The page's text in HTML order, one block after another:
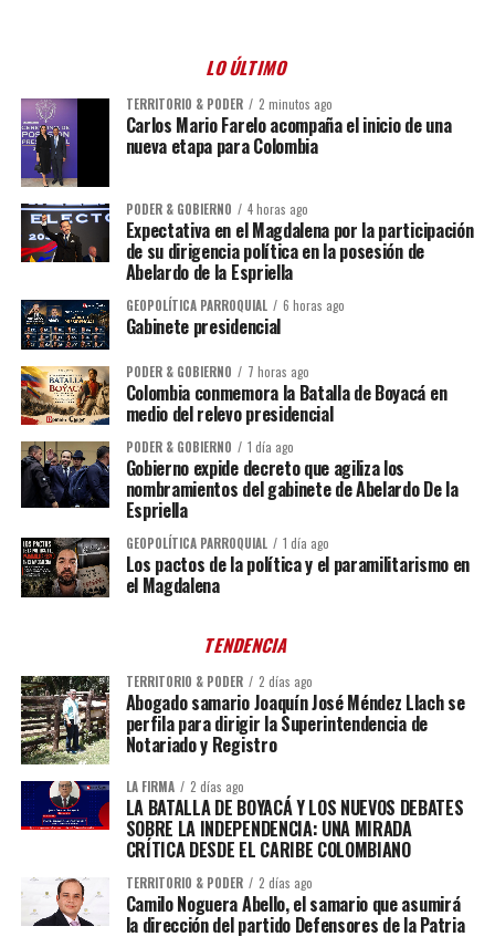
LO ÚLTIMO
TERRITORIO & PODER 2 minutos ago
Carlos Mario Farelo acompaña el inicio de una
nueva etapa para Colombia
PODER & GOBIERNO 4 horas ago
Expectativa en el Magdalena por la participación
de su dirigencia política en la posesión de
Abelardo de la Espriella
GEOPOLÍTICA PARROQUIAL 6 horas ago
Gabinete presidencial
PODER & GOBIERNO 7 horas ago
Colombia conmemora la Batalla de Boyacá en
medio del relevo presidencial
PODER & GOBIERNO 1 día ago
Gobierno expide decreto que agiliza los
nombramientos del gabinete de Abelardo De la
Espriella
GEOPOLÍTICA PARROQUIAL 1 día ago
Los pactos de la política y el paramilitarismo en
el Magdalena
TENDENCIA
TERRITORIO & PODER 2 días ago
Abogado samario Joaquín José Méndez Llach se
perfila para dirigir la Superintendencia de
Notariado y Registro
LA FIRMA 2 días ago
LA BATALLA DE BOYACÁ Y LOS NUEVOS DEBATES
SOBRE LA INDEPENDENCIA: UNA MIRADA
CRÍTICA DESDE EL CARIBE COLOMBIANO
TERRITORIO & PODER 2 días ago
Camilo Noguera Abello, el samario que asumirá
la dirección del partido Defensores de la Patria